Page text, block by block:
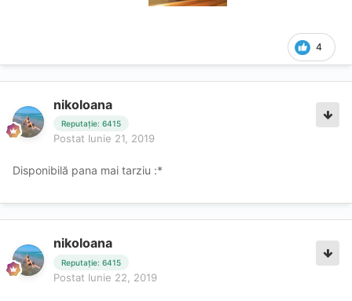
4
nikoloana
Reputație: 6415
Postat Iunie 21, 2019
Disponibilă pana mai tarziu :*
nikoloana
Reputație: 6415
Postat Iunie 22, 2019